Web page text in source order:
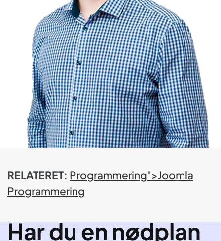
RELATERET: Programmering">Joomla
Programmering
Har du en nødplan